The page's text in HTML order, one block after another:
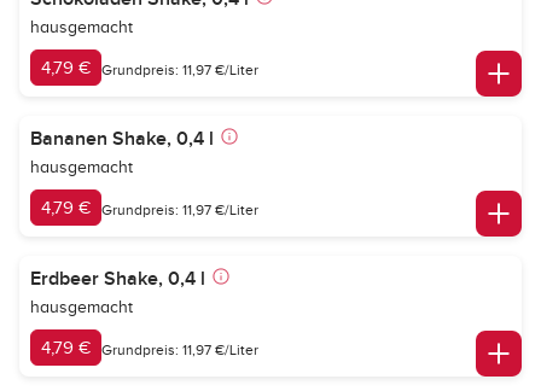
hausgemacht
4,79 € Grundpreis: 11,97 €/Liter
Bananen Shake, 0,4 l
hausgemacht
4,79 € Grundpreis: 11,97 €/Liter
Erdbeer Shake, 0,4 l
hausgemacht
4,79 € Grundpreis: 11,97 €/Liter